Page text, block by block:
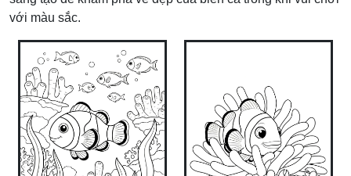
với màu sắc.